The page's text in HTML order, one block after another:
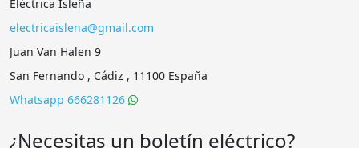
electricaislena@gmail.com
Juan Van Halen 9
San Fernando , Cádiz , 11100 España
Whatsapp 666281126